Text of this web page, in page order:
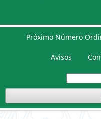
Próximo Número
Avisos